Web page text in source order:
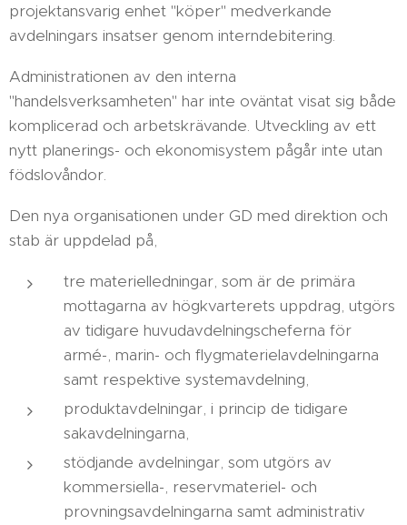
projektansvarig enhet "köper" medverkande
avdelningars insatser genom interndebitering.
Administrationen av den interna
"handelsverksamheten" har inte oväntat visat sig både
komplicerad och arbetskrävande. Utveckling av ett
nytt planerings- och ekonomisystem pågår inte utan
födslovåndor.
Den nya organisationen under GD med direktion och
stab är uppdelad på,
tre materielledningar, som är de primära
mottagarna av högkvarterets uppdrag, utgörs
av tidigare huvudavdelningscheferna för
armé-, marin- och flygmaterielavdelningarna
samt respektive systemavdelning,
produktavdelningar, i princip de tidigare
sakavdelningarna,
stödjande avdelningar, som utgörs av
kommersiella-, reservmateriel- och
provningsavdelningarna samt administrativ